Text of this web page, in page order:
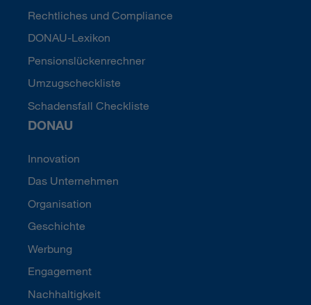
Rechtliches und Compliance
DONAU-Lexikon
Pensionslückenrechner
Umzugscheckliste
Schadensfall Checkliste
DONAU
Innovation
Das Unternehmen
Organisation
Geschichte
Werbung
Engagement
Nachhaltigkeit